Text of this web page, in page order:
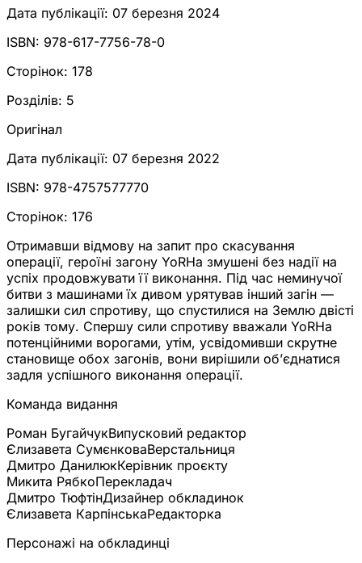
Дата публікації: 07 березня 2024
ISBN: 978-617-7756-78-0
Сторінок: 178
Розділів: 5
Оригінал
Дата публікації: 07 березня 2022
ISBN: 978-4757577770
Сторінок: 176
Отримавши відмову на запит про скасування
операції, героїні загону YoRHa змушені без надії на
успіх продовжувати її виконання. Під час неминучої
битви з машинами їх дивом урятував інший загін —
залишки сил спротиву, що спустилися на Землю двісті
років тому. Спершу сили спротиву вважали YoRHa
потенційними ворогами, утім, усвідомивши скрутне
становище обох загонів, вони вирішили об’єднатися
задля успішного виконання операції.
Команда видання
Роман БугайчукВипусковий редактор
Єлизавета СумєнковаВерстальниця
Дмитро ДанилюкКерівник проєкту
Микита РябкоПерекладач
Дмитро ТюфтінДизайнер обкладинок
Єлизавета КарпінськаРедакторка
Персонажі на обкладинці